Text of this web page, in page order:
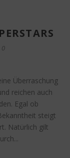
0
Überraschung
reichen auch
Egal ob
steigt
Natürlich gilt